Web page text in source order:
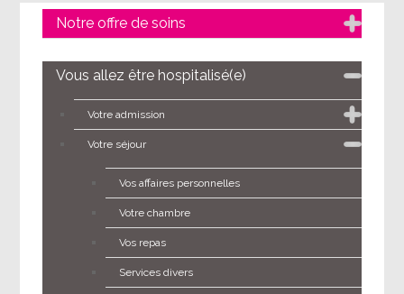
Notre offre de soins
Vous allez être hospitalisé(e)
Votre admission
Votre séjour
Vos affaires personnelles
Votre chambre
Vos repas
Services divers